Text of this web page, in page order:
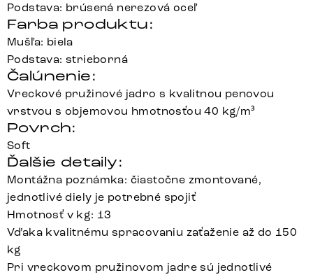
Podstava: brúsená nerezová oceľ
Farba produktu:
Mušľa: biela
Podstava: strieborná
Čalúnenie:
Vreckové pružinové jadro s kvalitnou penovou
vrstvou s objemovou hmotnosťou 40 kg/m³
Povrch:
Soft
Ďalšie detaily:
Montážna poznámka: čiastočne zmontované,
jednotlivé diely je potrebné spojiť
Hmotnosť v kg: 13
Vďaka kvalitnému spracovaniu zaťaženie až do 150
kg
Pri vreckovom pružinovom jadre sú jednotlivé